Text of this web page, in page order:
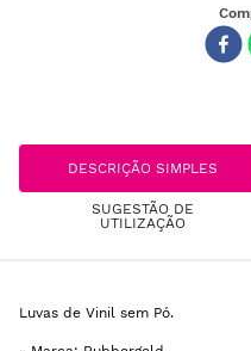
DESCRIÇÃO SIMPLES
SUGESTÃO DE
UTILIZAÇÃO
Luvas de Vinil sem Pó.